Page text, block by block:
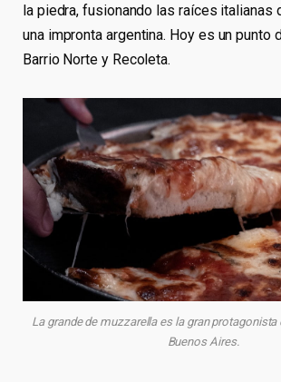
la piedra, fusionando las raíces italianas
una impronta argentina. Hoy es un punto
Barrio Norte y Recoleta.
La grande de muzzarella es la gran
Buenos Aires.